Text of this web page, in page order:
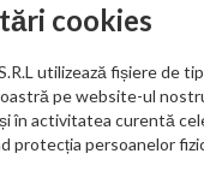
cookies
utilizează fișiere de
pe website-ul
în activitatea curentă
protecția persoanelor